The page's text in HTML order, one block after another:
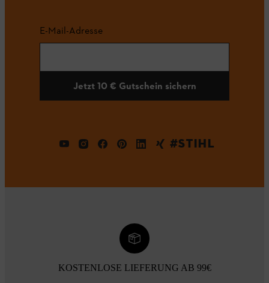
E-Mail-Adresse
Jetzt 10 € Gutschein sichern
#STIHL
KOSTENLOSE LIEFERUNG AB 99€